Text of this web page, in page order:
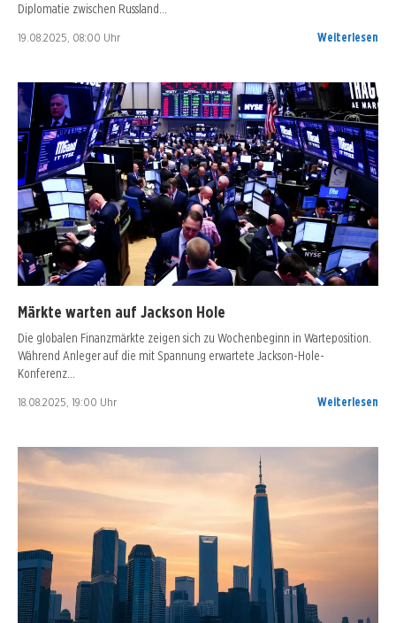
Diplomatie zwischen Russland…
19.08.2025, 08:00 Uhr Weiterlesen
Märkte warten auf Jackson Hole
Die globalen Finanzmärkte zeigen sich zu Wochenbeginn in Warteposition.
Während Anleger auf die mit Spannung erwartete Jackson-Hole-
Konferenz…
18.08.2025, 19:00 Uhr Weiterlesen